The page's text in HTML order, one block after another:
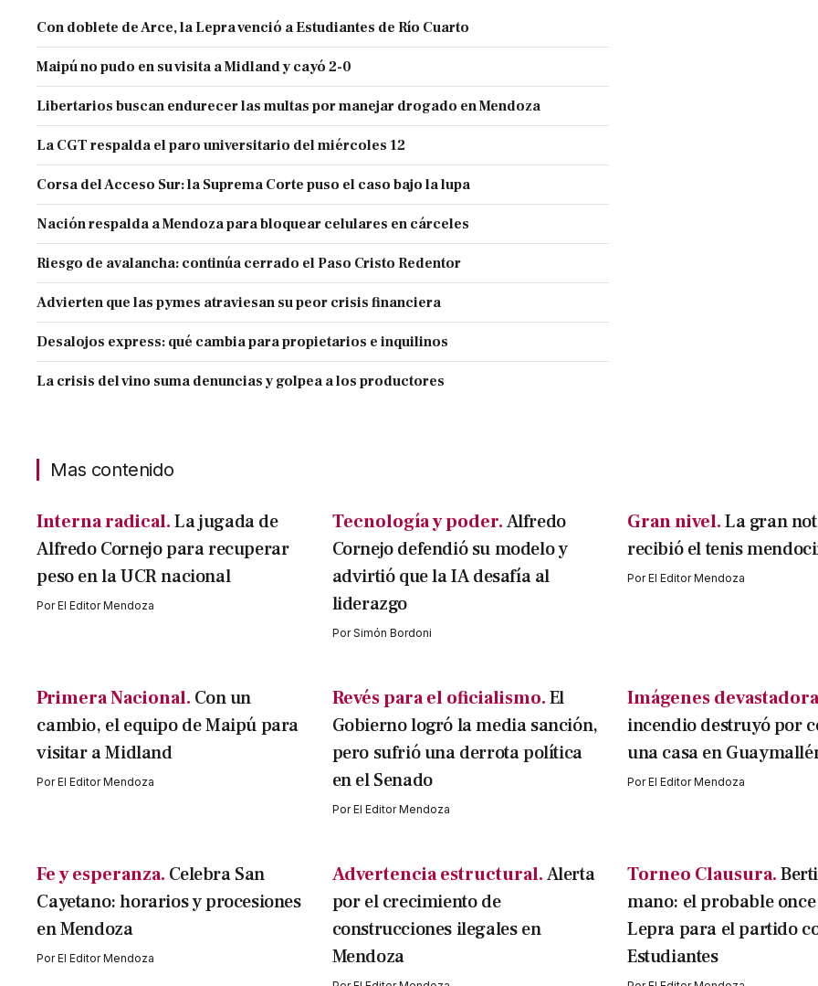
Con doblete de Arce, la Lepra venció a Estudiantes de Río Cuarto
Maipú no pudo en su visita a Midland y cayó 2-0
Libertarios buscan endurecer las multas por manejar drogado en Mendoza
La CGT respalda el paro universitario del miércoles 12
Corsa del Acceso Sur: la Suprema Corte puso el caso bajo la lupa
Nación respalda a Mendoza para bloquear celulares en cárceles
Riesgo de avalancha: continúa cerrado el Paso Cristo Redentor
Advierten que las pymes atraviesan su peor crisis financiera
Desalojos express: qué cambia para propietarios e inquilinos
La crisis del vino suma denuncias y golpea a los productores
Mas contenido
Interna radical. La jugada de
Alfredo Cornejo para recuperar
peso en la UCR nacional
PorEl Editor Mendoza
Tecnología y poder.Alfredo
Cornejo defendió su modelo y
advirtió que la IA desafía al
liderazgo
PorSimón Bordoni
Gran nivel.La gran
recibió el tenis
PorEl Editor Mendoza
Primera Nacional. Con un
cambio, el equipo de Maipú para
visitar a Midland
PorEl Editor Mendoza
Revés para el oficialismo.El
Gobierno logró la media sanción,
pero sufrió una derrota política
en el Senado
PorEl Editor Mendoza
Imágenes
incendio destruyó por
una casa en
PorEl Editor Mendoza
Fe y esperanza. Celebra San
Cayetano: horarios y procesiones
en Mendoza
PorEl Editor Mendoza
Advertencia estructural.Alerta
por el crecimiento de
construcciones ilegales en
Mendoza
Torneo Clausura.
mano: el probable
Lepra para el partido
Estudiantes